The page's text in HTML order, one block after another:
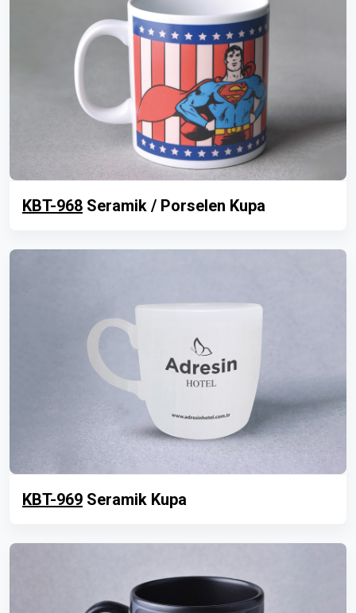
KBT-968 Seramik / Porselen Kupa
KBT-969 Seramik Kupa